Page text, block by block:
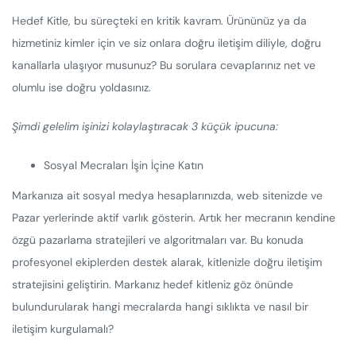
Hedef Kitle, bu süreçteki en kritik kavram. Ürününüz ya da
hizmetiniz kimler için ve siz onlara doğru iletişim diliyle, doğru
kanallarla ulaşıyor musunuz? Bu sorulara cevaplarınız net ve
olumlu ise doğru yoldasınız.
Şimdi gelelim işinizi kolaylaştıracak 3 küçük ipucuna:
Sosyal Mecraları İşin İçine Katın
Markanıza ait sosyal medya hesaplarınızda, web sitenizde ve
Pazar yerlerinde aktif varlık gösterin. Artık her mecranın kendine
özgü pazarlama stratejileri ve algoritmaları var. Bu konuda
profesyonel ekiplerden destek alarak, kitlenizle doğru iletişim
stratejisini geliştirin. Markanız hedef kitleniz göz önünde
bulundurularak hangi mecralarda hangi sıklıkta ve nasıl bir
iletişim kurgulamalı?